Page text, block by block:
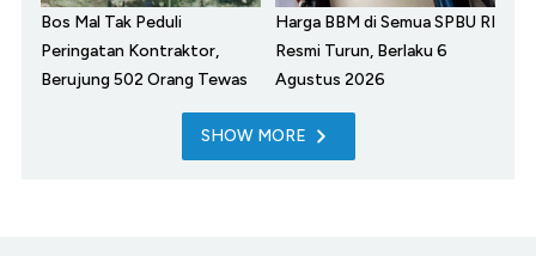
Bos Mal Tak Peduli
Peringatan Kontraktor,
Berujung 502 Orang Tewas
Harga BBM di Semua SPBU RI
Resmi Turun, Berlaku 6
Agustus 2026
SHOW MORE